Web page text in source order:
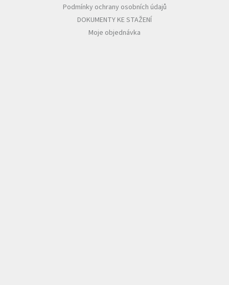
Podmínky ochrany osobních údajů
DOKUMENTY KE STAŽENÍ
Moje objednávka